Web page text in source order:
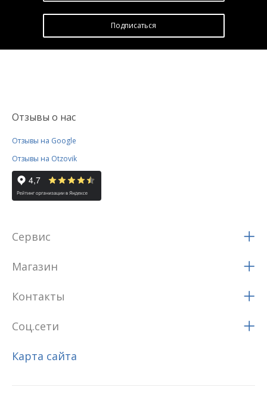
Подписатьcя
Отзывы о нас
Отзывы на Google
Отзывы на Otzovik
Сервис
Магазин
Контакты
Соц.сети
Карта сайта